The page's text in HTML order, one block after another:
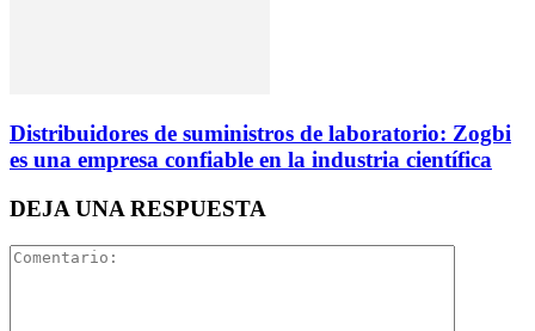
Distribuidores de suministros de laboratorio: Zogbi
es una empresa confiable en la industria científica
DEJA UNA RESPUESTA